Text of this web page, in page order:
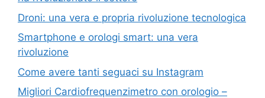
Droni: una vera e propria rivoluzione tecnologica
Smartphone e orologi smart: una vera
rivoluzione
Come avere tanti seguaci su Instagram
Migliori Cardiofrequenzimetro con orologio –